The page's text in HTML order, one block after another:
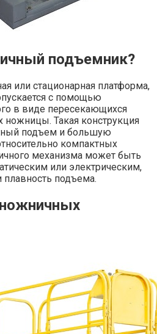
подъемник?
или стационарная платформа,
с помощью
в виде пересекающихся
Такая конструкция
подъем и большую
компактных
механизма может быть
или электрическим,
плавность подъема.